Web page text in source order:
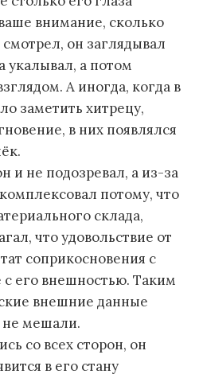
внимание, сколько
он заглядывал
укалывал, а потом
А иногда, когда в
заметить хитрецу,
в них появлялся
и не подозревал, а из-за
потому, что
склада,
что удовольствие от
соприкосновения с
с его внешностью. Таким
внешние данные
не мешали.
со всех сторон, он
в его стану